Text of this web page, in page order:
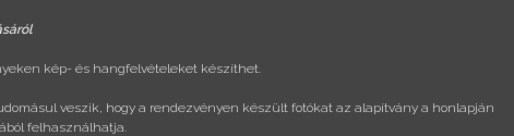
kép- és hangfelvételeket készíthet.
veszik, hogy a rendezvényen készült fotókat az alapítvány a honlapján
felhasználhatja.